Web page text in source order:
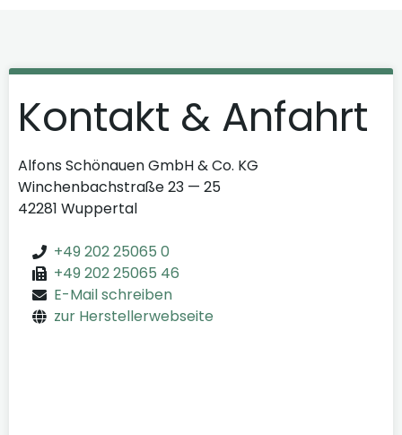
Kontakt & Anfahrt
Alfons Schönauen GmbH & Co. KG
Winchenbachstraße 23 — 25
42281 Wuppertal
+49 202 25065 0
+49 202 25065 46
E-Mail schreiben
zur Herstellerwebseite